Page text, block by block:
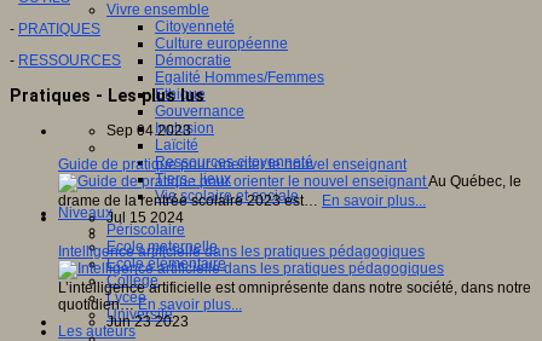
Vivre ensemble
Citoyenneté
Culture européenne
Démocratie
Egalité Hommes/Femmes
Ethique
Gouvernance
Inclusion
Laïcité
Ressources citoyenneté
Tiers - lieux
Vie scolaire et sociale
Niveaux
Périscolaire
Ecole maternelle
Ecole élémentaire
Collège
Lycée
Université
Les auteurs
- PRATIQUES
- RESSOURCES
Pratiques - Les plus lus
Sep 04 2023
Guide de pratique pour orienter le nouvel enseignant
Au Québec, le
drame de la rentrée scolaire 2023 est… En savoir plus...
Jul 15 2024
Intelligence artificielle dans les pratiques pédagogiques
L’intelligence artificielle est omniprésente dans notre société, dans notre
quotidien…En savoir plus...
Jun 23 2023